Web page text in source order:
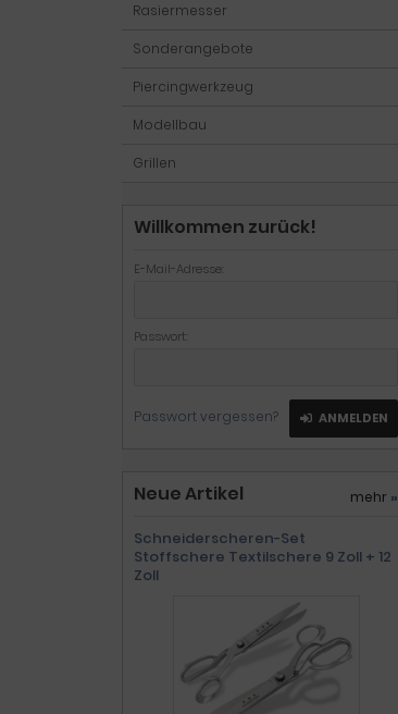
Rasiermesser
Sonderangebote
Piercingwerkzeug
Modellbau
Grillen
Willkommen zurück!
E-Mail-Adresse:
Passwort:
Passwort vergessen? ANMELDEN
Neue Artikel mehr »
Schneiderscheren-Set
Stoffschere Textilschere 9 Zoll + 12
Zoll